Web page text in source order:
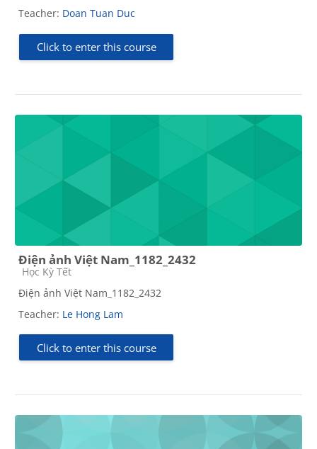
Teacher: Doan Tuan Duc
Click to enter this course
Điện ảnh Việt Nam_1182_2432
Course category
Học Kỳ Tết
Điện ảnh Việt Nam_1182_2432
Teacher: Le Hong Lam
Click to enter this course